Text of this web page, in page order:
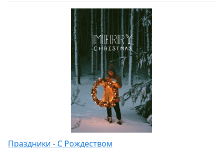
Праздники - С Рождеством